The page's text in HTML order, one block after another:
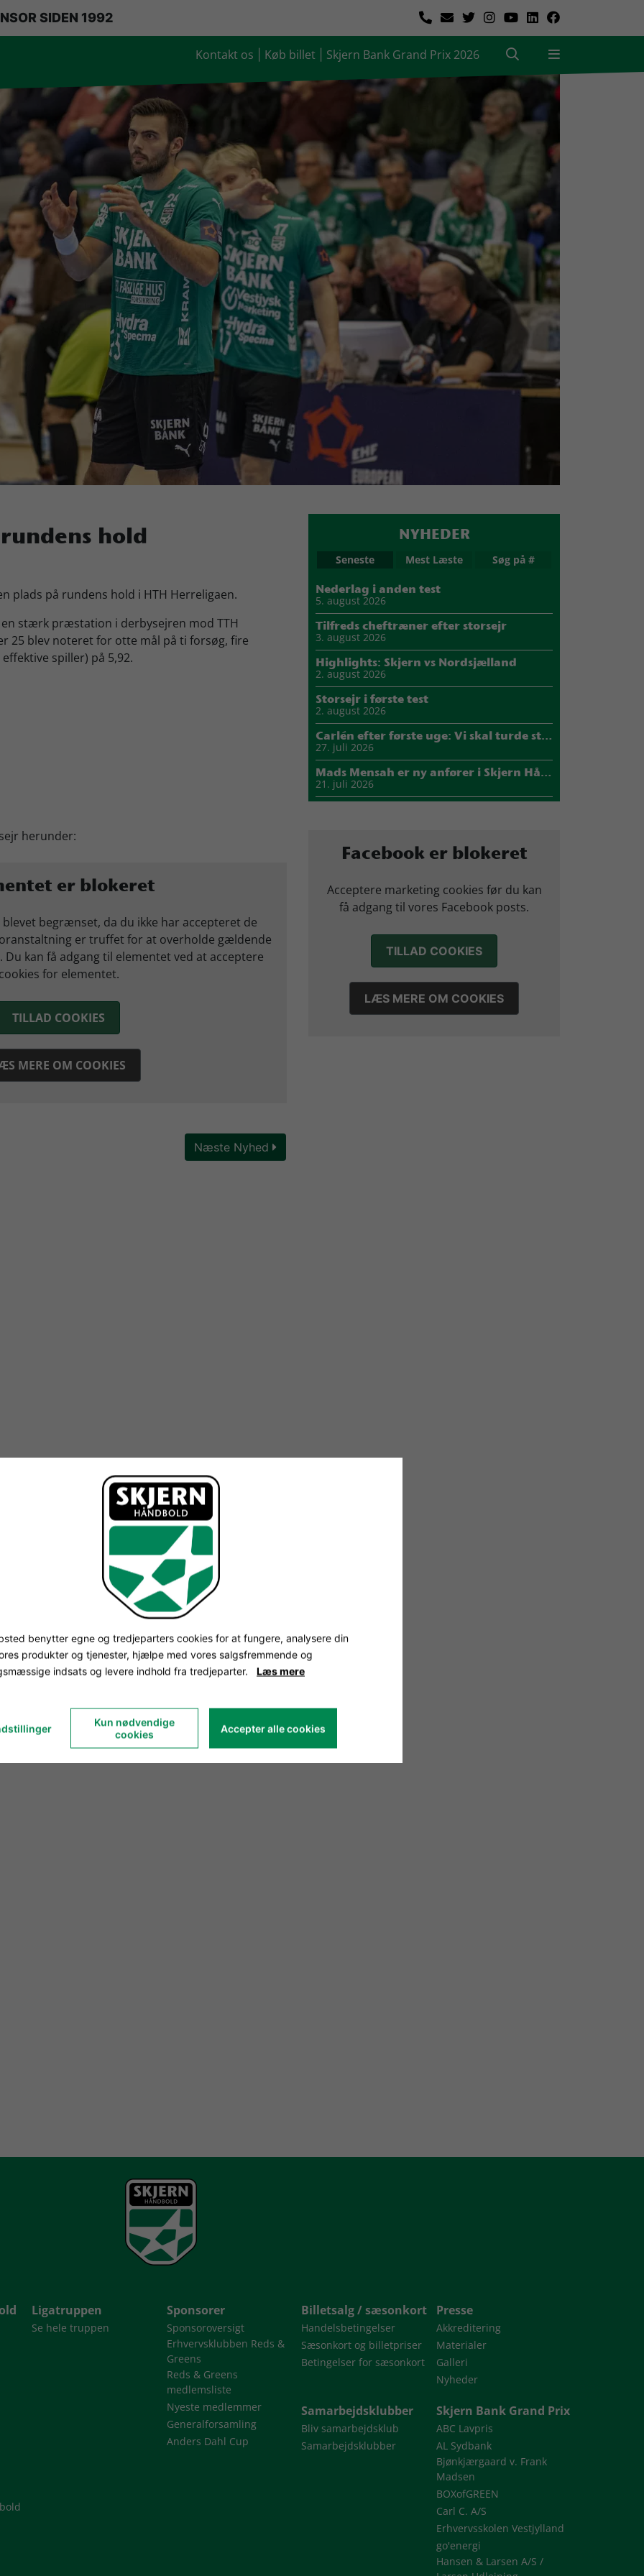
SIDEN 1992
Kontakt os Køb billet Skjern Bank Grand Prix 2026
hold
plads på rundens hold i HTH Herreligaen.
stærk præstation i derbysejren mod TTH
25 blev noteret for otte mål på ti forsøg, fire
spiller) på 5,92.
herunder:
er blokeret
begrænset, da du ikke har accepteret de
er truffet for at overholde gældende
kan få adgang til elementet ved at acceptere
cookies for elementet.
TILLAD COOKIES
MERE OM COOKIES
Næste Nyhed
NYHEDER
Seneste Mest Læste Søg på #
Nederlag i anden test
5. august 2026
Tilfreds cheftræner efter storsejr
3. august 2026
Highlights: Skjern vs Nordsjælland
2. august 2026
Storsejr i første test
2. august 2026
Carlén efter første uge: Vi skal turde stille krav til hinanden
27. juli 2026
Mads Mensah er ny anfører i Skjern Håndbold
21. juli 2026
Marius Nørsøller udlejes til HØJ Elite
14. juli 2026
12. juli 2026
Facebook er blokeret
Acceptere marketing cookies før du kan
få adgang til vores Facebook posts.
TILLAD COOKIES
LÆS MERE OM COOKIES
Ligatruppen
Se hele truppen
Sponsorer
Sponsoroversigt
Erhvervsklubben Reds &
Greens
Reds & Greens
medlemsliste
Nyeste medlemmer
Generalforsamling
Anders Dahl Cup
Billetsalg / sæsonkort
Handelsbetingelser
Sæsonkort og billetpriser
Betingelser for sæsonkort
Presse
Akkreditering
Materialer
Galleri
Nyheder
Samarbejdsklubber
Bliv samarbejdsklub
Samarbejdsklubber
Skjern Bank Grand Prix
ABC Lavpris
AL Sydbank
Bjønkjærgaard v. Frank
Madsen
BOXofGREEN
Carl C. A/S
Erhvervsskolen Vestjylland
go'energi
Hansen & Larsen A/S /
benytter egne og tredjeparters cookies for at fungere, analysere din
produkter og tjenester, hjælpe med vores salgsfremmende og
indsats og levere indhold fra tredjeparter. Læs mere
Kun nødvendige
cookies
Accepter alle cookies